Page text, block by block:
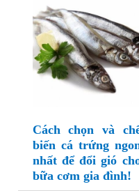
Cách chọn và
biến cá trứng
nhất để đổi gió
bữa cơm gia đình!